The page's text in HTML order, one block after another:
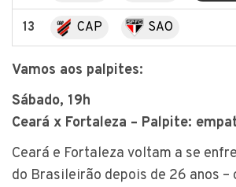
13 CAP SAO
Vamos aos palpites:
Sábado, 19h
Ceará x Fortaleza – Palpite:
Ceará e Fortaleza voltam a se
do Brasileirão depois de 26 anos –